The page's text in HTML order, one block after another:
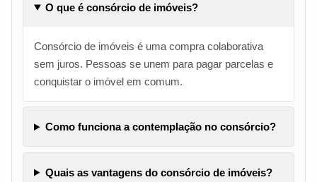
O que é consórcio de imóveis?
Consórcio de imóveis é uma compra colaborativa
sem juros. Pessoas se unem para pagar parcelas e
conquistar o imóvel em comum.
Como funciona a contemplação no consórcio?
Quais as vantagens do consórcio de imóveis?